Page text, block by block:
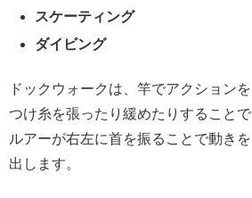
スケーティング
ダイビング
ドックウォークは、竿でアクションを
つけ糸を張ったり緩めたりすることで
ルアーが右左に首を振ることで動きを
出します。